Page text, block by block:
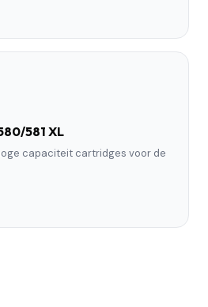
581 XL
capaciteit cartridges voor de